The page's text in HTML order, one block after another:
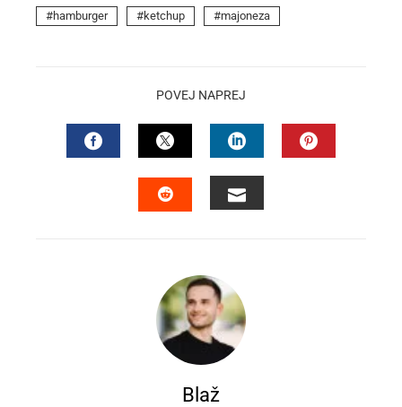
hamburger ketchup majoneza
POVEJ NAPREJ
FACEBOOKTWITTERLINKEDIN
Blaž